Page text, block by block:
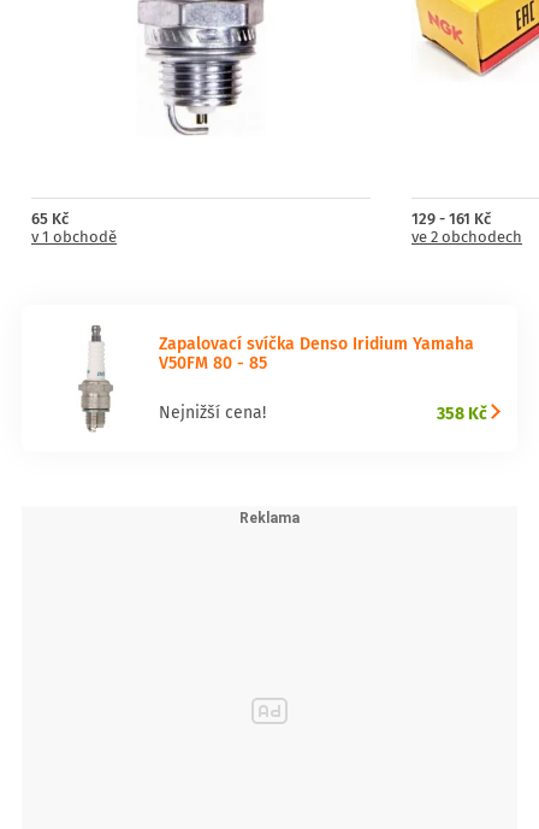
65 Kč
v 1 obchodě
129 - 161 Kč
ve 2 obchodech
Zapalovací svíčka Denso Iridium Yamaha
V50FM 80 - 85
Nejnižší cena! 358 Kč